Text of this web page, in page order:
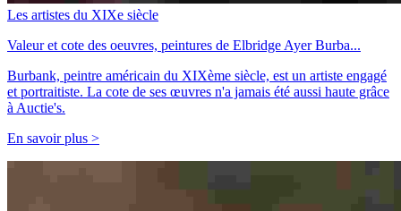
Les artistes du XIXe siècle
Valeur et cote des oeuvres, peintures de Elbridge Ayer Burba...
Burbank, peintre américain du XIXème siècle, est un artiste engagé
et portraitiste. La cote de ses œuvres n'a jamais été aussi haute grâce
à Auctie's.
En savoir plus >